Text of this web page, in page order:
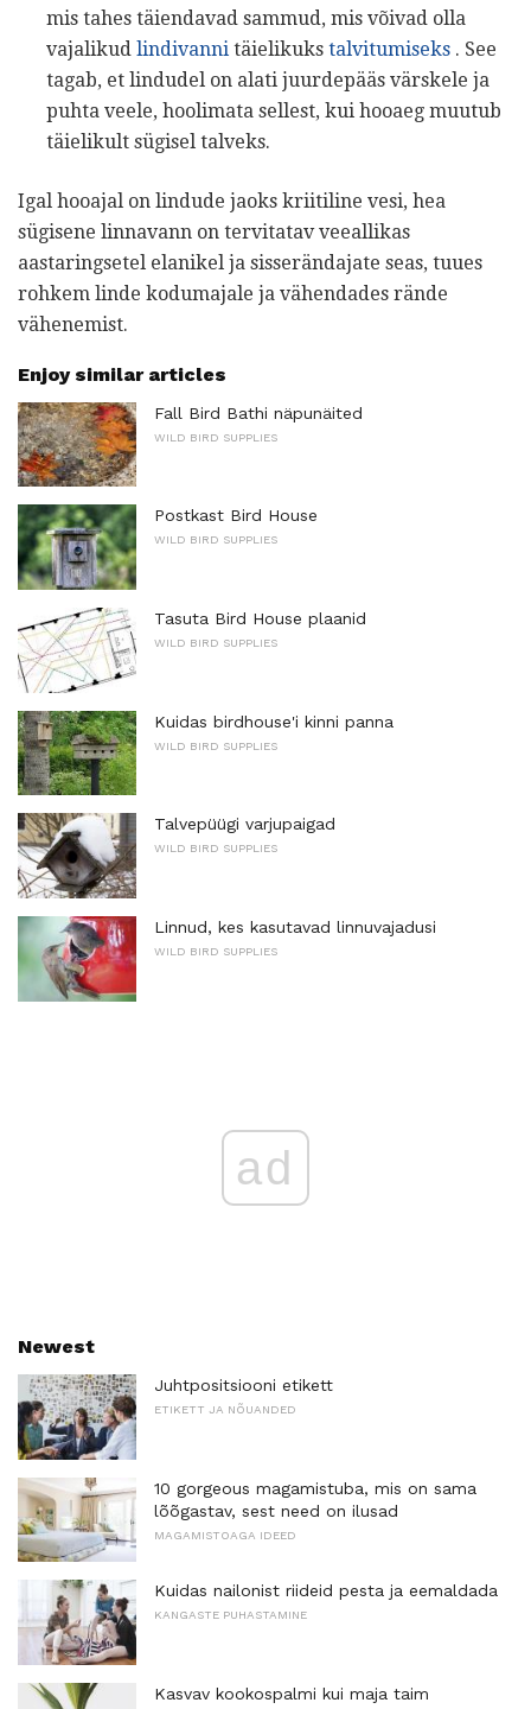
mis tahes täiendavad sammud, mis võivad olla
vajalikud lindivanni täielikuks talvitumiseks . See
tagab, et lindudel on alati juurdepääs värskele ja
puhta veele, hoolimata sellest, kui hooaeg muutub
täielikult sügisel talveks.
Igal hooajal on lindude jaoks kriitiline vesi, hea
sügisene linnavann on tervitatav veeallikas
aastaringsetel elanikel ja sisserändajate seas, tuues
rohkem linde kodumajale ja vähendades rände
vähenemist.
Enjoy similar articles
Fall Bird Bathi näpunäited
WILD BIRD SUPPLIES
Postkast Bird House
WILD BIRD SUPPLIES
Tasuta Bird House plaanid
WILD BIRD SUPPLIES
Kuidas birdhouse'i kinni panna
WILD BIRD SUPPLIES
Talvepüügi varjupaigad
WILD BIRD SUPPLIES
Linnud, kes kasutavad linnuvajadusi
WILD BIRD SUPPLIES
ad
Newest
Juhtpositsiooni etikett
ETIKETT JA NÕUANDED
10 gorgeous magamistuba, mis on sama
lõõgastav, sest need on ilusad
MAGAMISTOAGA IDEED
Kuidas nailonist riideid pesta ja eemaldada
KANGASTE PUHASTAMINE
Kasvav kookospalmi kui maja taim